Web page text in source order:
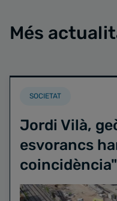
Més
SOCIETAT
Jordi Vilà,
esvorancs
coincidència"